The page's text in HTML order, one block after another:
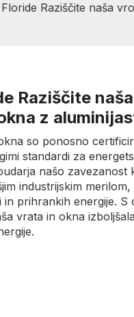
Raziščite naša
Raziščite
z
so ponosno
standardi za
našo zavezanost
industrijskim
prihrankih energije. S
vrata in okna